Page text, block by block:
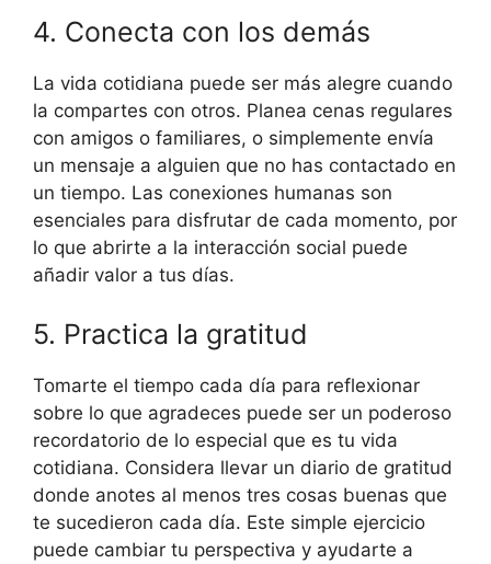
4. Conecta con los demás
La vida cotidiana puede ser más alegre cuando
la compartes con otros. Planea cenas regulares
con amigos o familiares, o simplemente envía
un mensaje a alguien que no has contactado en
un tiempo. Las conexiones humanas son
esenciales para disfrutar de cada momento, por
lo que abrirte a la interacción social puede
añadir valor a tus días.
5. Practica la gratitud
Tomarte el tiempo cada día para reflexionar
sobre lo que agradeces puede ser un poderoso
recordatorio de lo especial que es tu vida
cotidiana. Considera llevar un diario de gratitud
donde anotes al menos tres cosas buenas que
te sucedieron cada día. Este simple ejercicio
puede cambiar tu perspectiva y ayudarte a